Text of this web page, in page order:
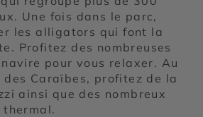
Une fois dans le parc,
les alligators qui font la
Profitez des nombreuses
pour vous relaxer. Au
Caraïbes, profitez de la
ainsi que des nombreux
thermal.